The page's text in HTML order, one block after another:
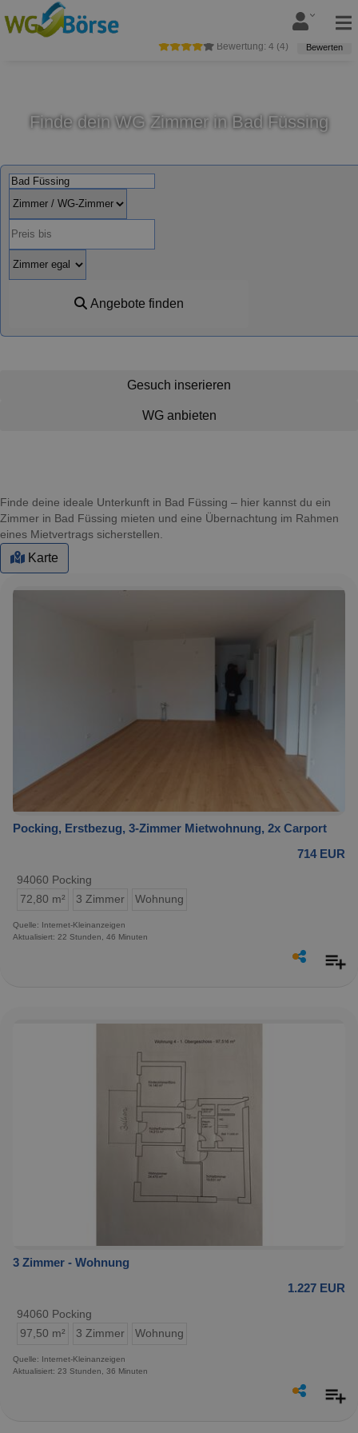
Bewertung: 4 (4) Bewerten
Finde dein WG Zimmer in Bad Füssing
Angebote finden
Gesuch inserieren
WG anbieten
Finde deine ideale Unterkunft in Bad Füssing – hier kannst du ein
Zimmer in Bad Füssing mieten und eine Übernachtung im Rahmen
eines Mietvertrags sicherstellen.
Karte
Pocking, Erstbezug, 3-Zimmer Mietwohnung, 2x Carport
714 EUR
94060 Pocking
72,80 m²
3 Zimmer Wohnung
Quelle: Internet-Kleinanzeigen
Aktualisiert: 22 Stunden, 46 Minuten
3 Zimmer - Wohnung
1.227 EUR
94060 Pocking
97,50 m²
3 Zimmer Wohnung
Quelle: Internet-Kleinanzeigen
Aktualisiert: 23 Stunden, 36 Minuten